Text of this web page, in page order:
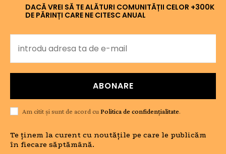
DACĂ VREI SĂ TE ALĂTURI COMUNITĂȚII CELOR +300K
DE PĂRINȚI CARE NE CITESC ANUAL
ABONARE
Am citit și sunt de acord cu Politica de confidențialitate.
Te ținem la curent cu noutățile pe care le publicăm
în fiecare săptămână.